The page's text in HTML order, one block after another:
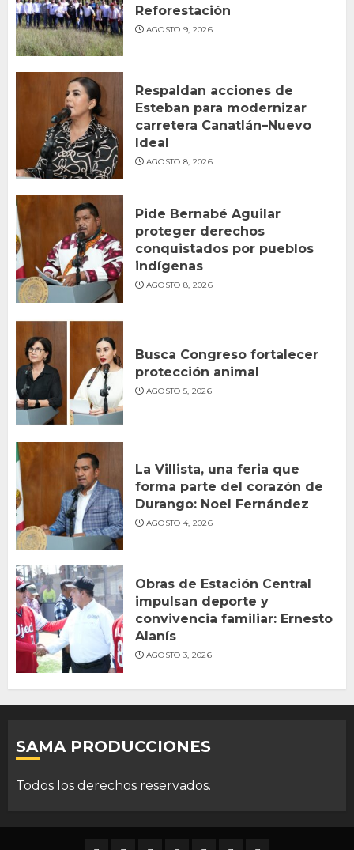
Reforestación
AGOSTO 9, 2026
Respaldan acciones de
Esteban para modernizar
carretera Canatlán–Nuevo
Ideal
AGOSTO 8, 2026
Pide Bernabé Aguilar
proteger derechos
conquistados por pueblos
indígenas
AGOSTO 8, 2026
Busca Congreso fortalecer
protección animal
AGOSTO 5, 2026
La Villista, una feria que
forma parte del corazón de
Durango: Noel Fernández
AGOSTO 4, 2026
Obras de Estación Central
impulsan deporte y
convivencia familiar: Ernesto
Alanís
AGOSTO 3, 2026
SAMA PRODUCCIONES
Todos los derechos reservados.